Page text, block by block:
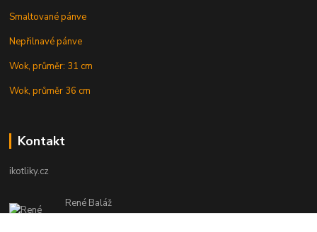
Smaltované pánve
Nepřilnavé pánve
Wok, průměr: 31 cm
Wok, průměr 36 cm
Kontakt
ikotliky.cz
René Baláž
Eshop: +421 902 212 007